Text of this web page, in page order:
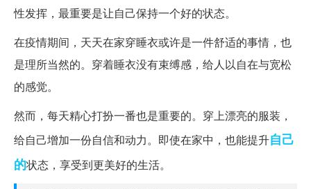
性发挥，最重要是让自己保持一个好的状态。
在疫情期间，天天在家穿睡衣或许是一件舒适的事情，也
是理所当然的。穿着睡衣没有束缚感，给人以自在与宽松
的感觉。
然而，每天精心打扮一番也是重要的。穿上漂亮的服装，
给自己增加一份自信和动力。即使在家中，也能提升自己
的状态，享受到更美好的生活。